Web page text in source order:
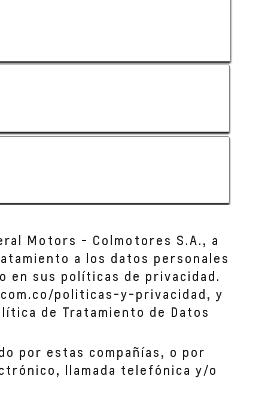
Motors - Colmotores S.A., a
a los datos personales
en sus políticas de privacidad.
politicas-y-privacidad, y
de Tratamiento de Datos
por estas compañías, o por
llamada telefónica y/o